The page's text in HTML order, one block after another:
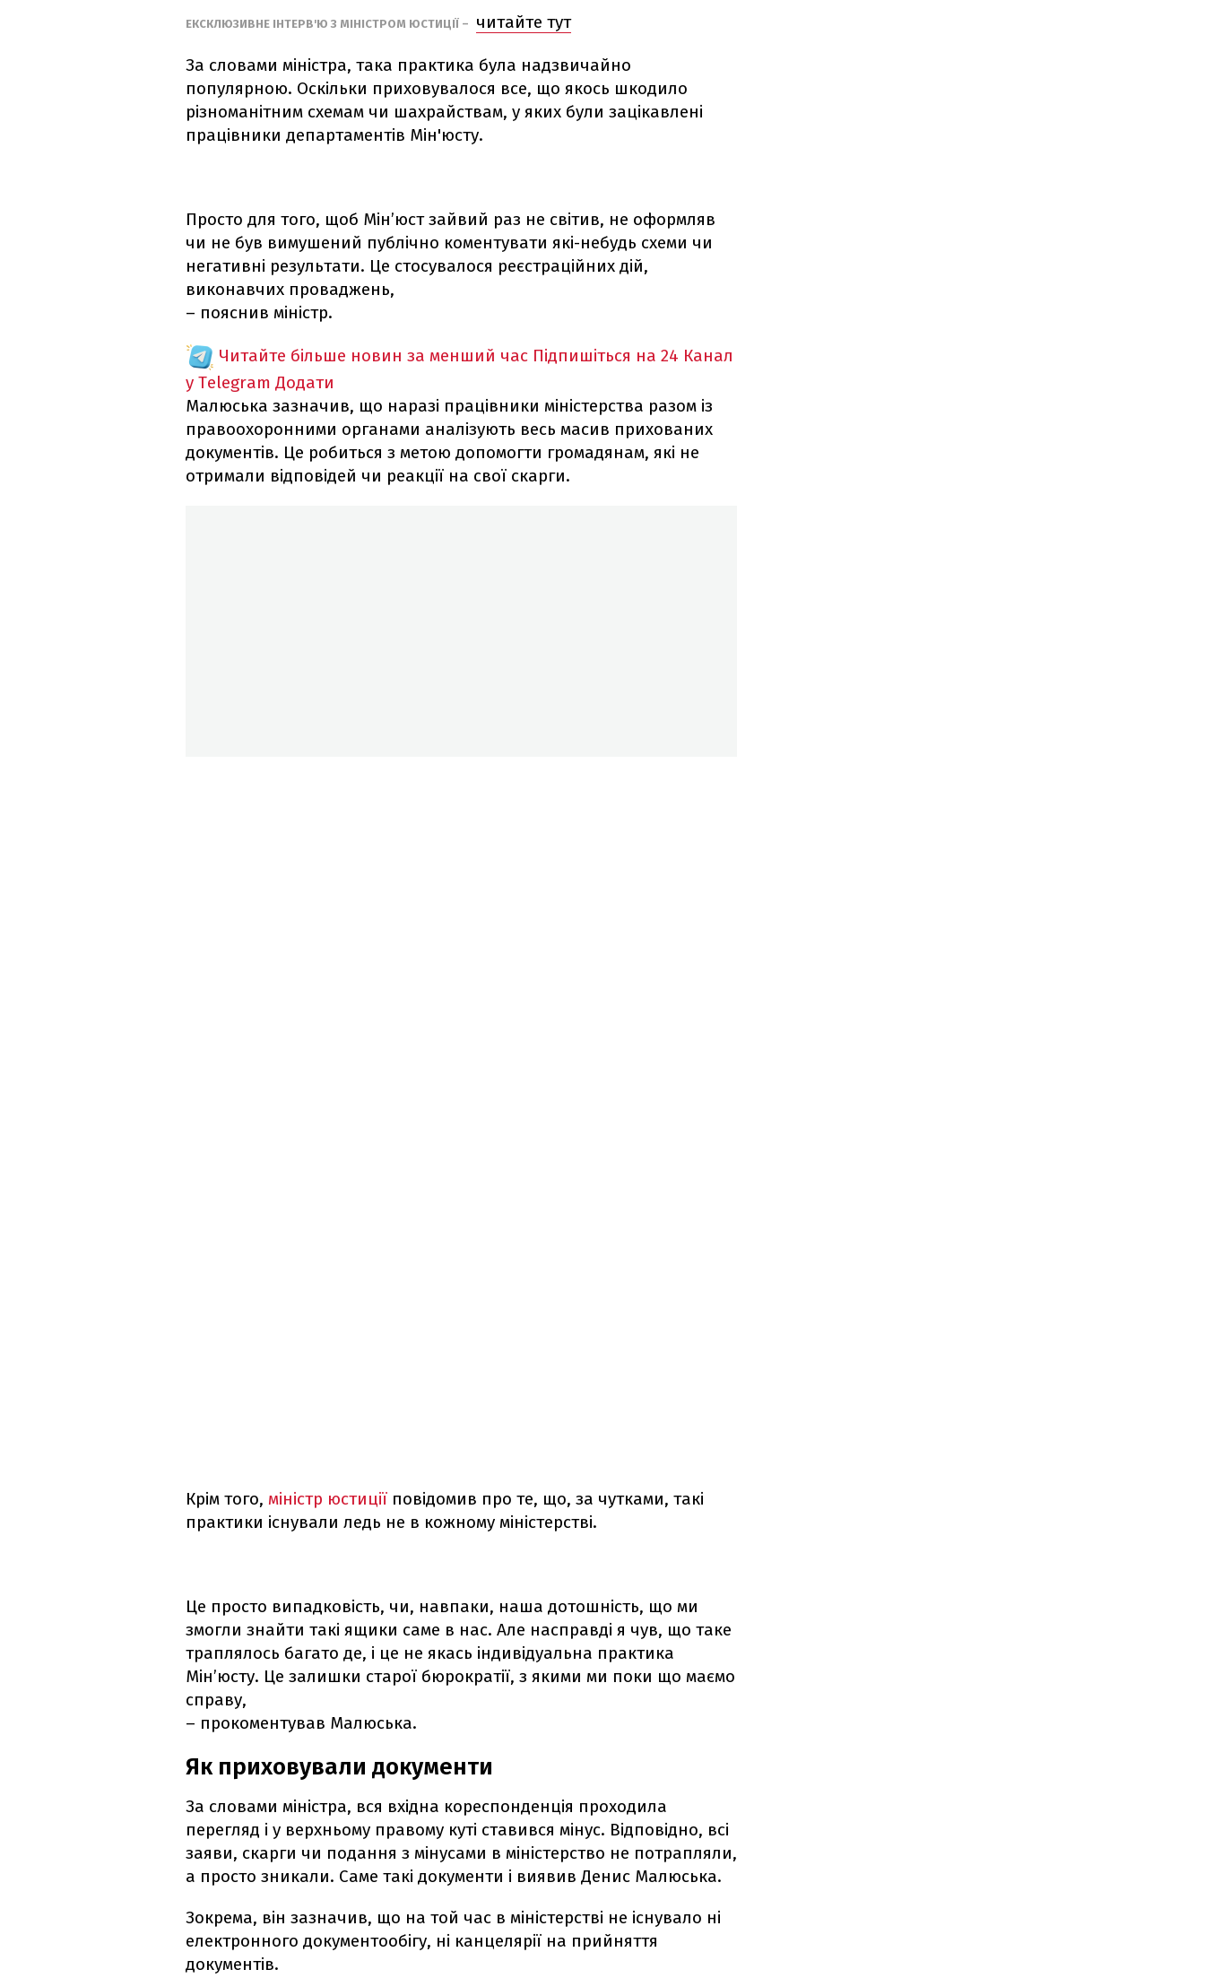
ЕКСКЛЮЗИВНЕ ІНТЕРВ'Ю З МІНІСТРОМ ЮСТИЦІЇ – читайте тут
За словами міністра, така практика була надзвичайно
популярною. Оскільки приховувалося все, що якось шкодило
різноманітним схемам чи шахрайствам, у яких були зацікавлені
працівники департаментів Мін'юсту.
Просто для того, щоб Мін’юст зайвий раз не світив, не оформляв
чи не був вимушений публічно коментувати які-небудь схеми чи
негативні результати. Це стосувалося реєстраційних дій,
виконавчих проваджень,
– пояснив міністр.
Читайте більше новин за менший час Підпишіться на 24 Канал
у Telegram Додати
Малюська зазначив, що наразі працівники міністерства разом із
правоохоронними органами аналізують весь масив прихованих
документів. Це робиться з метою допомогти громадянам, які не
отримали відповідей чи реакції на свої скарги.
Крім того, міністр юстиції повідомив про те, що, за чутками, такі
практики існували ледь не в кожному міністерстві.
Це просто випадковість, чи, навпаки, наша дотошність, що ми
змогли знайти такі ящики саме в нас. Але насправді я чув, що таке
траплялось багато де, і це не якась індивідуальна практика
Мін’юсту. Це залишки старої бюрократії, з якими ми поки що маємо
справу,
– прокоментував Малюська.
Як приховували документи
За словами міністра, вся вхідна кореспонденція проходила
перегляд і у верхньому правому куті ставився мінус. Відповідно, всі
заяви, скарги чи подання з мінусами в міністерство не потрапляли,
а просто зникали. Саме такі документи і виявив Денис Малюська.
Зокрема, він зазначив, що на той час в міністерстві не існувало ні
електронного документообігу, ні канцелярії на прийняття
документів.